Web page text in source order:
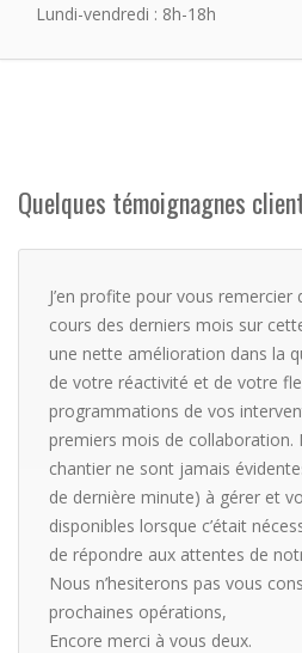
Lundi-vendredi : 8h-18h
Quelques témoignagnes
J’en profite pour vous
cours des derniers mois sur
une nette amélioration dans la
de votre réactivité et de votre
programmations de vos
premiers mois de collaboration.
chantier ne sont jamais
de dernière minute) à gérer et
disponibles lorsque c’était
de répondre aux attentes de
Nous n’hesiterons pas vous
prochaines opérations,
Encore merci à vous deux.